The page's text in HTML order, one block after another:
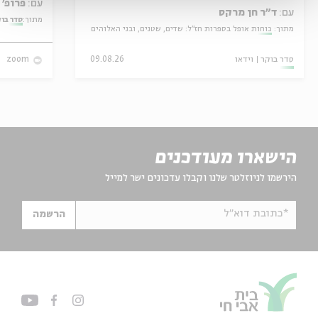
עם: ד"ר חן מרקס
מתוך: כוחות אופל בספרות חז"ל: שדים, שטנים, ובני האלוהים
סדר בוקר וידאו 09.08.26
עם:
מתוך:סדר
zoom
הישארו מעודכנים
הירשמו לניוזלטר שלנו וקבלו עדכונים ישר למייל
*כתובת דוא"ל הרשמה